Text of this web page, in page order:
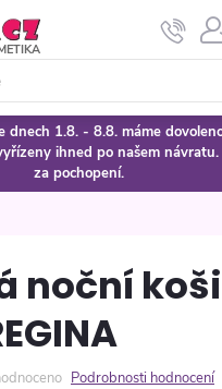
dnech 1.8. - 8.8. máme
ihned po našem návratu.
za pochopení.
noční
Podrobnosti hodnocení